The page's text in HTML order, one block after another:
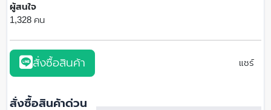
ผู้สนใจ
1,328 คน
สั่งซื้อสินค้า แชร์
สั่งซื้อสินค้าด่วน